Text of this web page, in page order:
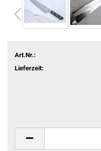
Art.Nr.:
Lieferzeit: